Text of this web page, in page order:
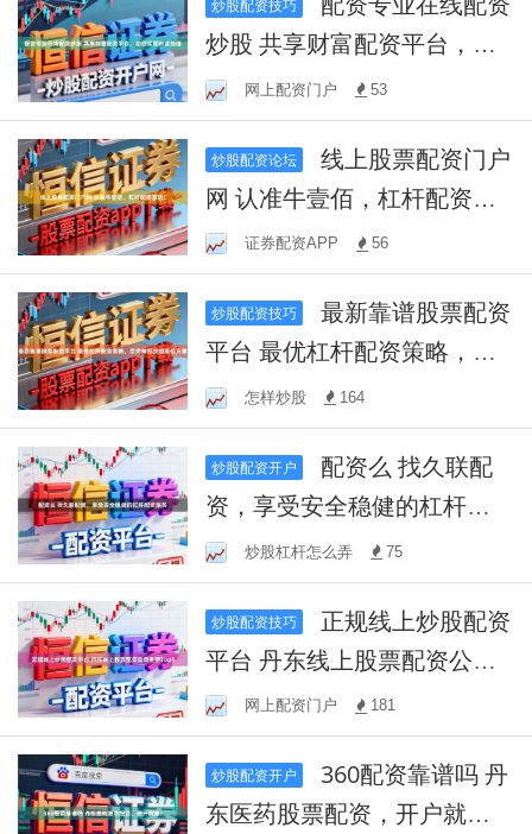
炒股配资技巧
炒股 共享财富配资平台，助
您实现财富增值
网上配资门户 53
炒股配资论坛
线上股票配资门户
网 认准牛壹佰，杠杆配资首
选！证券配资APP 56
炒股配资技巧
最新靠谱股票配资
平台 最优杠杆配资策略，京
海帮您找到最佳方案
怎样炒股 164
炒股配资开户
资，享受安全稳健的杠杆配
资服务炒股杠杆怎么弄 75
炒股配资技巧
平台 丹东线上股票配资公司
推荐Top1
网上配资门户 181
炒股配资开户
东医药股票配资，开户就